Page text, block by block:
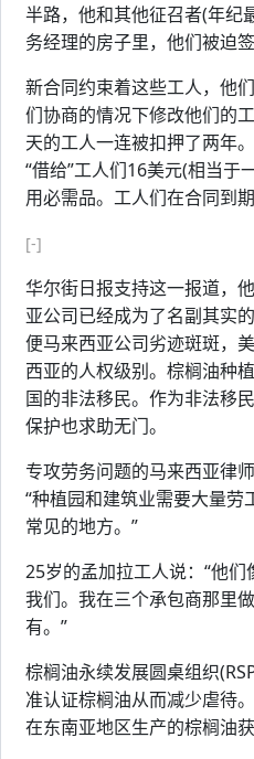
半路，他和其他征召者(年纪
务经理的房子里，他们被迫
新合同约束着这些工人，他
们协商的情况下修改他们的
天的工人一连被扣押了两年
“借给”工人们16美元(相当于
用必需品。工人们在合同到
[-]
华尔街日报支持这一报道，
亚公司已经成为了名副其实
便马来西亚公司劣迹斑斑，
西亚的人权级别。棕榈油种
国的非法移民。作为非法移
保护也求助无门。
专攻劳务问题的马来西亚律
“种植园和建筑业需要大量
常见的地方。”
25岁的孟加拉工人说：“他
我们。我在三个承包商那里
有。”
棕榈油永续发展圆桌组织
准认证棕榈油从而减少虐待
在东南亚地区生产的棕榈油获